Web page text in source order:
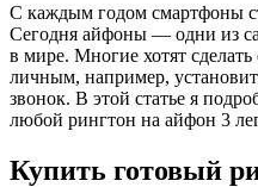
С каждым годом смартфоны
Сегодня айфоны — одни из
в мире. Многие хотят
личным, например,
звонок. В этой статье я
любой рингтон на айфон 3
Купить готовый